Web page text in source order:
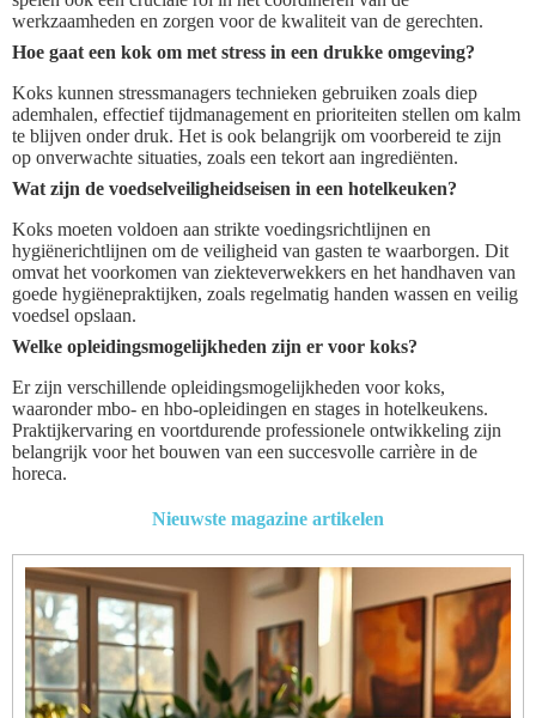
werkzaamheden en zorgen voor de kwaliteit van de gerechten.
Hoe gaat een kok om met stress in een drukke omgeving?
Koks kunnen stressmanagers technieken gebruiken zoals diep
ademhalen, effectief tijdmanagement en prioriteiten stellen om kalm
te blijven onder druk. Het is ook belangrijk om voorbereid te zijn
op onverwachte situaties, zoals een tekort aan ingrediënten.
Wat zijn de voedselveiligheidseisen in een hotelkeuken?
Koks moeten voldoen aan strikte voedingsrichtlijnen en
hygiënerichtlijnen om de veiligheid van gasten te waarborgen. Dit
omvat het voorkomen van ziekteverwekkers en het handhaven van
goede hygiënepraktijken, zoals regelmatig handen wassen en veilig
voedsel opslaan.
Welke opleidingsmogelijkheden zijn er voor koks?
Er zijn verschillende opleidingsmogelijkheden voor koks,
waaronder mbo- en hbo-opleidingen en stages in hotelkeukens.
Praktijkervaring en voortdurende professionele ontwikkeling zijn
belangrijk voor het bouwen van een succesvolle carrière in de
horeca.
Nieuwste magazine artikelen